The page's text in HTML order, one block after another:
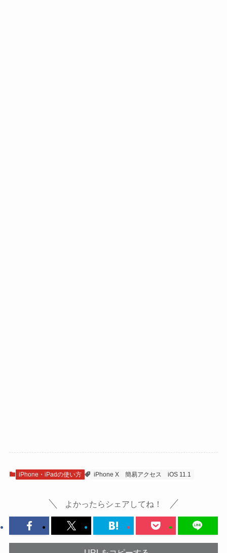
iPhone・iPadの使い方 iPhone X 簡易アクセス iOS 11.1
よかったらシェアしてね！